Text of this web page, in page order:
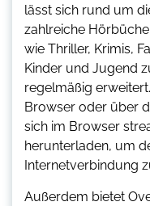
lässt sich rund um
zahlreiche
wie Thriller, Krimis,
Kinder und Jugend
regelmäßig
Browser oder über
sich im Browser
herunterladen, um
Internetverbindung
Außerdem bietet